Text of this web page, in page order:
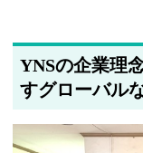
YNSの企業理
すグローバル